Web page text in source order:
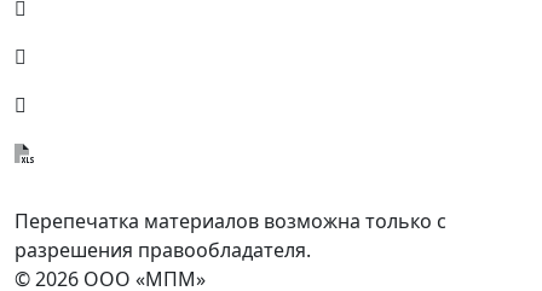
Перепечатка материалов возможна только с
разрешения правообладателя.
© 2026 ООО «МПМ»